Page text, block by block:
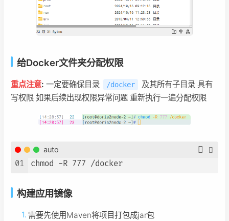
给Docker文件夹分配权限
重点注意: 一定要确保目录 /docker
及其所有子目录 具有
写权限 如果后续出现权限异常问题 重新执行一遍分配权限
auto
01 chmod -R 777 /docker
构建应用镜像
需要先使用Maven将项目打包成jar包